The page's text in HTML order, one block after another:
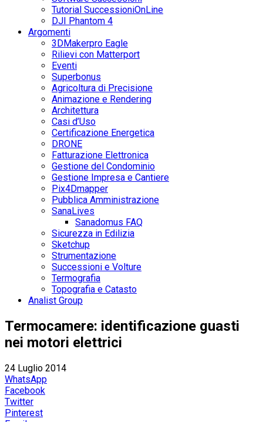
Tutorial SuccessioniOnLine
DJI Phantom 4
Argomenti
3DMakerpro Eagle
Rilievi con Matterport
Eventi
Superbonus
Agricoltura di Precisione
Animazione e Rendering
Architettura
Casi d’Uso
Certificazione Energetica
DRONE
Fatturazione Elettronica
Gestione del Condominio
Gestione Impresa e Cantiere
Pix4Dmapper
Pubblica Amministrazione
SanaLives
Sanadomus FAQ
Sicurezza in Edilizia
Sketchup
Strumentazione
Successioni e Volture
Termografia
Topografia e Catasto
Analist Group
Termocamere: identificazione guasti
nei motori elettrici
24 Luglio 2014
WhatsApp
Facebook
Twitter
Pinterest